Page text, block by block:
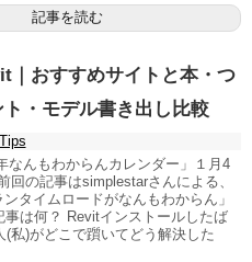
記事を読む
｜おすすめサイトと本・つ
ト・モデル書き出し比較
Tips
なんもわからんカレンダー」１月4
回の記事はsimplestarさんによる、
ンタイムロードがなんもわからん」
は何？ Revitインストールしたば
(私)がどこで躓いてどう解決した